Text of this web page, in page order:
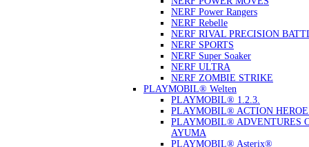
NERF Power Rangers
NERF Rebelle
NERF RIVAL PRECISION
NERF SPORTS
NERF Super Soaker
NERF ULTRA
NERF ZOMBIE STRIKE
PLAYMOBIL® Welten
PLAYMOBIL® 1.2.3.
PLAYMOBIL® ACTION
PLAYMOBIL® ADVENTURES
AYUMA
PLAYMOBIL® Asterix®